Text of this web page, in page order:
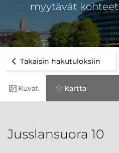
myytävät kohteet
Takaisin hakutuloksiin
Kuvat Kartta
Jusslansuora 10